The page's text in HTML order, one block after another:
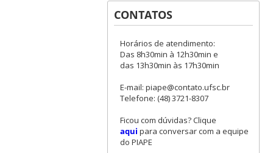
CONTATOS
Horários de atendimento:
Das 8h30min à 12h30min e
das 13h30min às 17h30min
E-mail: piape@contato.ufsc.br
Telefone: (48) 3721-8307
Ficou com dúvidas? Clique
aqui para conversar com a equipe
do PIAPE